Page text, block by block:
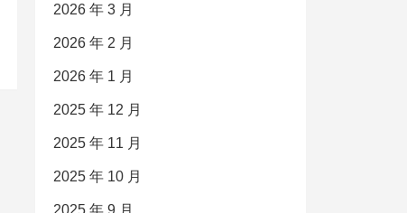
2026 年 3 月
2026 年 2 月
2026 年 1 月
2025 年 12 月
2025 年 11 月
2025 年 10 月
2025 年 9 月